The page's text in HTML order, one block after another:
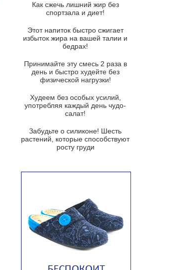
Суп-крем из цветной капусты
Французский луковый суп
Суп из баклажанов с моцареллой
Грибной крем-суп с кростини с
козьим сыром
Суп мисо с зеленым луком и
тофу
из рукколы
Португальский чесночный суп с
Ирландский картофельный суп
Суп из пастернака
Пряный морковный суп во время
зимних холодов
Как сжечь лишний жир без
спортзала и диет!
Этот напиток быстро сжигает
избыток жира на вашей талии и
бедрах!
Принимайте эту смесь 2 раза в
день и быстро худейте без
физической нагрузки!
Худеем без особых усилий,
употребляя каждый день чудо-
салат!
Забудьте о силиконе! Шесть
растений, которые способствуют
росту груди